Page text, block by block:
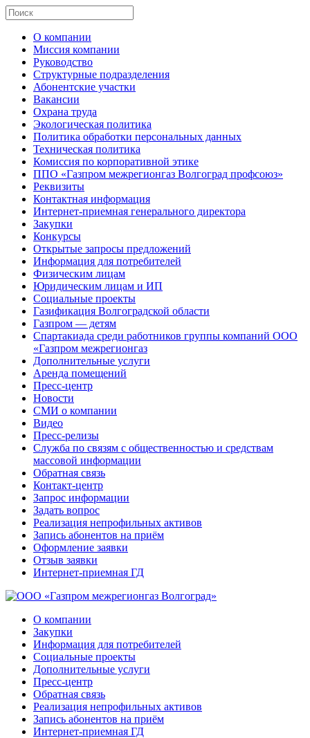
О компании
Миссия компании
Руководство
Структурные подразделения
Абонентские участки
Вакансии
Охрана труда
Экологическая политика
Политика обработки персональных данных
Техническая политика
Комиссия по корпоративной этике
ППО «Газпром межрегионгаз Волгоград профсоюз»
Реквизиты
Контактная информация
Интернет-приемная генерального директора
Закупки
Конкурсы
Открытые запросы предложений
Информация для потребителей
Физическим лицам
Юридическим лицам и ИП
Социальные проекты
Газификация Волгоградской области
Газпром — детям
Спартакиада среди работников группы компаний ООО
«Газпром межрегионгаз
Дополнительные услуги
Аренда помещений
Пресс-центр
Новости
СМИ о компании
Видео
Пресс-релизы
Служба по связям с общественностью и средствам
массовой информации
Обратная связь
Контакт-центр
Запрос информации
Задать вопрос
Реализация непрофильных активов
Запись абонентов на приём
Оформление заявки
Отзыв заявки
Интернет-приемная ГД
О компании
Закупки
Информация для потребителей
Социальные проекты
Дополнительные услуги
Пресс-центр
Обратная связь
Реализация непрофильных активов
Запись абонентов на приём
Интернет-приемная ГД